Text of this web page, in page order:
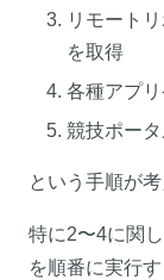
リモート
を取得
各種アプ
競技ポー
という手順が考
特に2〜4に関
を順番に実行